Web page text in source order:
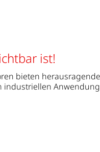
ist!
bieten herausragende
industriellen